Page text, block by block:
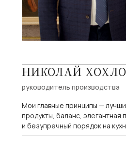
НИКОЛАЙ
руководитель производства
Мои главные принципы —
продукты, баланс, элегантная
и безупречный порядок на